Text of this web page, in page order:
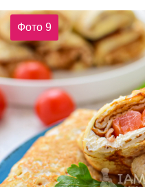
Фото 9